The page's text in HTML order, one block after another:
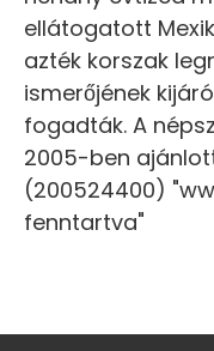
ellátogatott
azték korszak
ismerőjének
fogadták. A
2005-ben
(200524400)
fenntartva"